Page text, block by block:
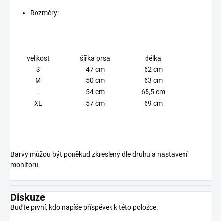
Rozměry:
velikost šířka prsa
délka
S
47 cm
62 cm
M
50 cm
63 cm
L
54 cm
65,5 cm
XL
57 cm 69 cm
Barvy můžou být poněkud zkresleny dle druhu a nastavení
monitoru.
Diskuze
Buďte první, kdo napíše příspěvek k této položce.